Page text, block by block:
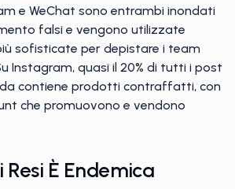
e WeChat sono entrambi inondati
falsi e vengono utilizzate
sofisticate per depistare i team
Instagram, quasi il 20% di tutti i post
contiene prodotti contraffatti, con
che promuovono e vendono
Resi È Endemica